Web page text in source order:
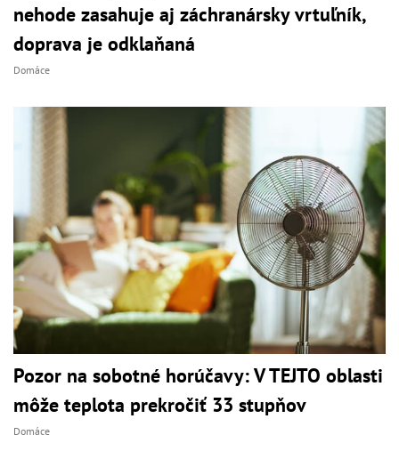
nehode zasahuje aj záchranársky vrtuľník,
doprava je odklaňaná
Domáce
Pozor na sobotné horúčavy: V TEJTO oblasti
môže teplota prekročiť 33 stupňov
Domáce